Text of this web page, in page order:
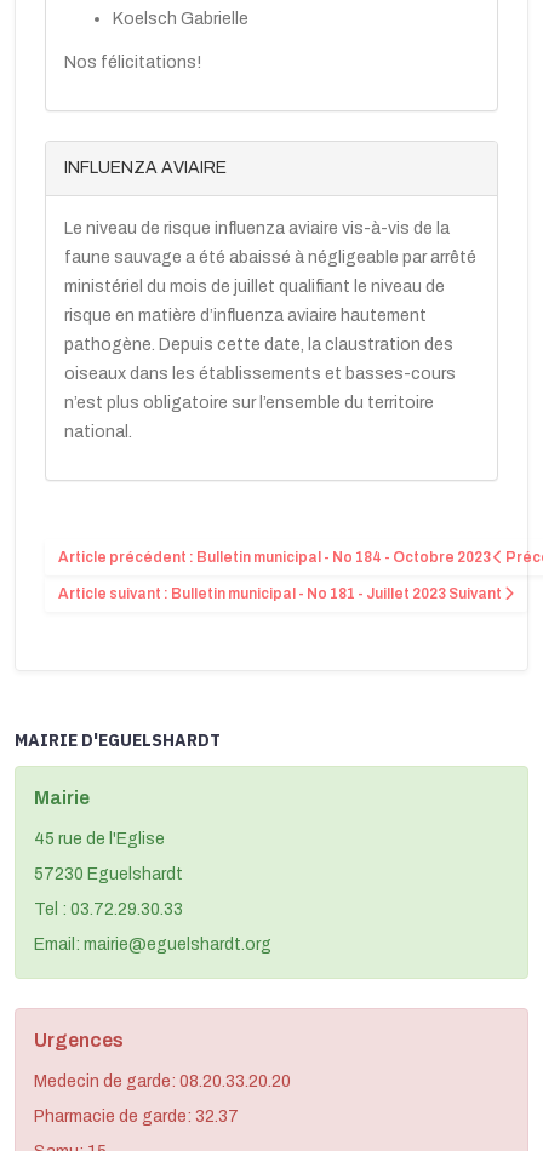
Koelsch Gabrielle
Nos félicitations!
INFLUENZA AVIAIRE
Le niveau de risque influenza aviaire vis-à-vis de la
faune sauvage a été abaissé à négligeable par arrêté
ministériel du mois de juillet qualifiant le niveau de
risque en matière d’influenza aviaire hautement
pathogène. Depuis cette date, la claustration des
oiseaux dans les établissements et basses-cours
n’est plus obligatoire sur l’ensemble du territoire
national.
Article précédent : Bulletin municipal - No 184 - Octobre 2023
Article suivant : Bulletin municipal - No 181 - Juillet 2023 Suivant
MAIRIE D'EGUELSHARDT
Mairie
45 rue de l'Eglise
57230 Eguelshardt
Tel : 03.72.29.30.33
Email: mairie@eguelshardt.org
Urgences
Medecin de garde: 08.20.33.20.20
Pharmacie de garde: 32.37